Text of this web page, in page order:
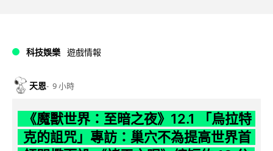
科技娛樂 遊戲情報
天恩 9 小時
《魔獸世界：至暗之夜》12.1 「烏拉特
克的詛咒」專訪：巢穴不為提高世界首